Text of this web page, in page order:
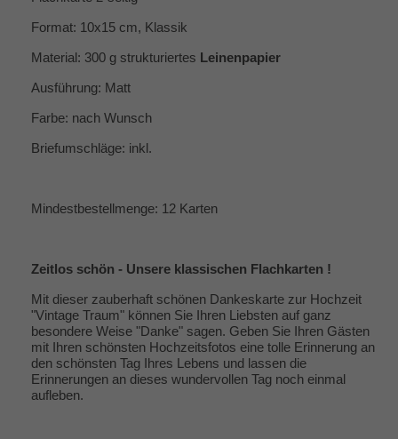
Format: 10x15 cm, Klassik
Material: 300 g strukturiertes Leinenpapier
Ausführung: Matt
Farbe: nach Wunsch
Briefumschläge: inkl.
Mindestbestellmenge: 12 Karten
Zeitlos schön - Unsere klassischen Flachkarten !
Mit dieser zauberhaft schönen Dankeskarte zur Hochzeit
"Vintage Traum" können Sie Ihren Liebsten auf ganz
besondere Weise "Danke" sagen. Geben Sie Ihren Gästen
mit Ihren schönsten Hochzeitsfotos eine tolle Erinnerung an
den schönsten Tag Ihres Lebens und lassen die
Erinnerungen an dieses wundervollen Tag noch einmal
aufleben.